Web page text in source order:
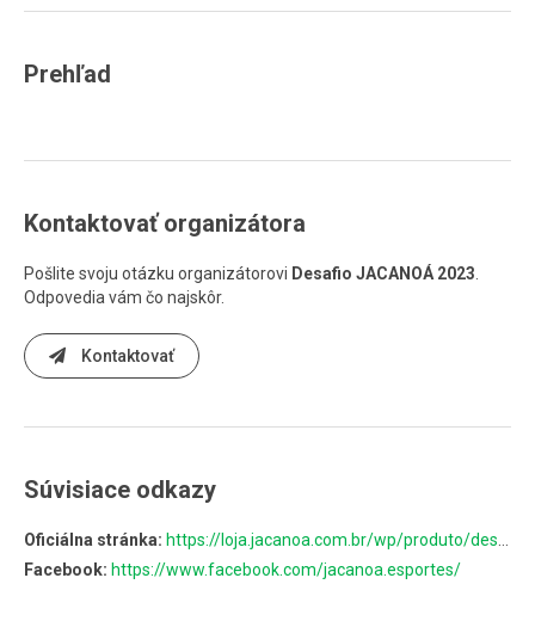
Prehľad
Kontaktovať organizátora
Pošlite svoju otázku organizátorovi Desafio JACANOÁ 2023
Odpovedia vám čo najskôr.
Kontaktovať
Súvisiace odkazy
Oficiálna stránka: https://loja.jacanoa.com.br/wp/produto/desafio-jacanoa-2023/
Facebook: https://www.facebook.com/jacanoa.esportes/